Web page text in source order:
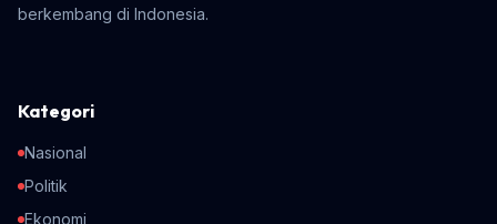
berkembang di Indonesia.
Kategori
Nasional
Politik
Ekonomi